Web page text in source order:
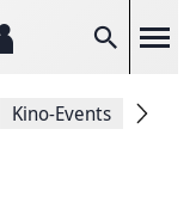
Suche
Kino-Events